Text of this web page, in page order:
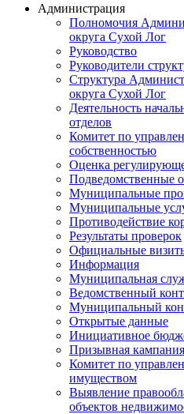
Администрация
Полномочия
округа Сухой Лог
Руководство
Руководители
Структура
округа Сухой Лог
Деятельность
отделов
Комитет по
собственностью
Оценка
Подведомственные
Муниципальные
Муниципальные
Противодействие
Результаты проверок
Официальные
Информация
Муниципальная
Ведомственный
Муниципальный
Открытые данные
Инициативное
Призывная кампания
Комитет по
имуществом
Выявление
объектов